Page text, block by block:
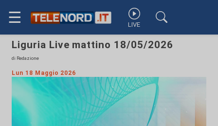
☰ LIVE
Liguria Live mattino 18/05/2026
di Redazione
Lun 18 Maggio 2026